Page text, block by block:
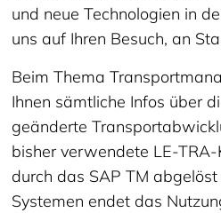
und neue Technologien in
uns auf Ihren Besuch, an
Beim Thema
Ihnen sämtliche Infos über
geänderte
bisher verwendete LE-
durch das SAP TM
Systemen endet das